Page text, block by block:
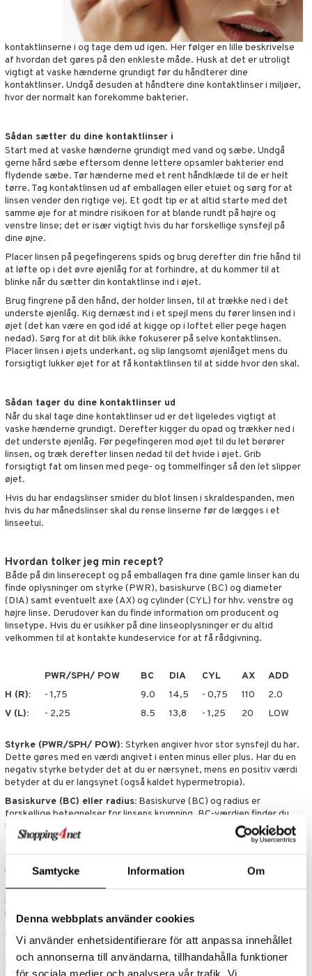
Samtycke Information Om
Denna webbplats använder cookies
Vi använder enhetsidentifierare för att anpassa innehållet
och annonserna till användarna, tillhandahålla funktioner
för sociala medier och analysera vår trafik. Vi
kontaktlinserne i og tage dem ud igen. Her følger en lille beskrivelse
af hvordan det gøres på den enkleste måde. Husk at det er utroligt
vigtigt at vaske hænderne grundigt før du håndterer dine
kontaktlinser. Undgå desuden at håndtere dine kontaktlinser i miljøer,
hvor der normalt kan forekomme bakterier.
Sådan sætter du dine kontaktlinser i
Start med at vaske hænderne grundigt med vand og sæbe. Undgå
gerne hård sæbe eftersom denne lettere opsamler bakterier end
flydende sæbe. Tør hænderne med et rent håndklæde til de er helt
tørre. Tag kontaktlinsen ud af emballagen eller etuiet og sørg for at
linsen vender den rigtige vej. Et godt tip er at altid starte med det
samme øje for at mindre risikoen for at blande rundt på højre og
venstre linse; det er især vigtigt hvis du har forskellige synsfejl på
dine øjne.
Placer linsen på pegefingerens spids og brug derefter din frie hånd til
at løfte op i det øvre øjenlåg for at forhindre, at du kommer til at
blinke når du sætter din kontaktlinse ind i øjet.
Brug fingrene på den hånd, der holder linsen, til at trække ned i det
underste øjenlåg. Kig dernæst ind i et spejl mens du fører linsen ind i
øjet (det kan være en god idé at kigge op i loftet eller pege hagen
nedad). Sørg for at dit blik ikke fokuserer på selve kontaktlinsen.
Placer linsen i øjets underkant, og slip langsomt øjenlåget mens du
forsigtigt lukker øjet for at få kontaktlinsen til at sidde hvor den skal.
Sådan tager du dine kontaktlinser ud
Når du skal tage dine kontaktlinser ud er det ligeledes vigtigt at
vaske hænderne grundigt. Derefter kigger du opad og trækker ned i
det underste øjenlåg. Før pegefingeren mod øjet til du let berører
linsen, og træk derefter linsen nedad til det hvide i øjet. Grib
forsigtigt fat om linsen med pege- og tommelfinger så den let slipper
øjet.
Hvis du har endagslinser smider du blot linsen i skraldespanden, men
hvis du har månedslinser skal du rense linserne før de lægges i et
linseetui.
Hvordan tolker jeg min recept?
Både på din linserecept og på emballagen fra dine gamle linser kan du
finde oplysninger om styrke (PWR), basiskurve (BC) og diameter
(DIA) samt eventuelt axe (AX) og cylinder (CYL) for hhv. venstre og
højre linse. Derudover kan du finde information om producent og
linsetype. Hvis du er usikker på dine linseoplysninger er du altid
velkommen til at kontakte kundeservice for at få rådgivning.
PWR/SPH/ POW BC DIA CYL AX
ADD
H (R):
- 1,75 9.0 14,5 - 0,75 110
2.0
V (L):
- 2,25 8.5 13,8 - 1,25 20 LOW
Styrke (PWR/SPH/ POW): Styrken angiver hvor stor synsfejl du har.
Dette gøres med en værdi angivet i enten minus eller plus. Har du en
negativ styrke betyder det at du er nærsynet, mens en positiv værdi
betyder at du er langsynet (også kaldet hypermetropia).
Basiskurve (BC) eller radius: Basiskurve (BC) og radius er
forskellige betegnelser for linsens krumning. BC-værdien finder du
lettest på din gamle linsepakke eller på din recept. Alternativt kan du
spørge din optiker.
Diameter (DIA):
lige over. Denne varierer afhængig af linsetype.
Axe (AX) og cylinder (CYL):
beskriver astigmatisme. Astigmatisme er en type bygningsfejl, som
korrigeres med toriske linser.
Addition (ADD):
Addition beskriver forskellen i styrke mellem de
forskellige felter i multifokale eller bifokale linser.
Spørg altid din optiker til råds når du vælger at skifte kontaktlinser